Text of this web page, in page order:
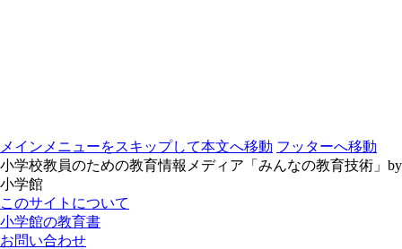
メインメニューをスキップして本文へ移動 フッターへ移動
小学校教員のための教育情報メディア「みんなの教育技術」by
小学館
このサイトについて
小学館の教育書
お問い合わせ